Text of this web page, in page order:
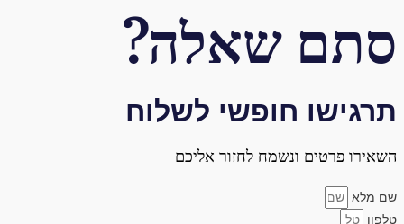
סתם שאלה?
תרגישו חופשי לשלוח
השאירו פרטים ונשמח לחזור אליכם
שם מלא
טלפון